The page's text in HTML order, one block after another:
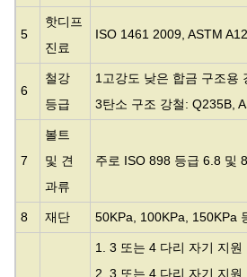
5
핫디프
진료
ISO 1461 2009, ASTM
6
철강
등급
1고강도 낮은 합금 구조용
3탄소 구조 강철: Q235B,
7
볼트
및 견
과류
주로 ISO 898 등급 6.8 및
8 재단 50KPa, 100KPa, 150KPa
1. 3 또는 4 다리 자기 지원
2. 3 또는 4 다리 자기 지원